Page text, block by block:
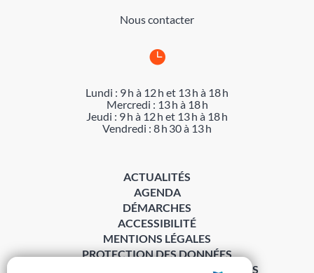
Nous contacter

Lundi : 9 h à 12 h et 13 h à 18 h
Mercredi : 13 h à 18 h
Jeudi : 9 h à 12 h et 13 h à 18 h
Vendredi : 8 h 30 à 13 h
ACTUALITÉS
AGENDA
DÉMARCHES
ACCESSIBILITÉ
MENTIONS LÉGALES
PROTECTION DES DONNÉES
POLITIQUE DE GESTION DES COOKIES